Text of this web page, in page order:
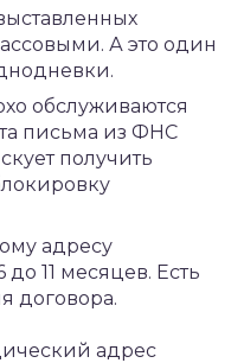
А это один
обслуживаются
письма из ФНС
получить
адресу
до 11 месяцев. Есть
договора.
адрес